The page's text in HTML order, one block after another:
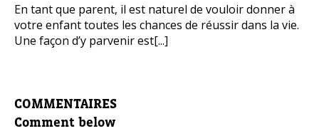
En tant que parent, il est naturel de vouloir donner à
votre enfant toutes les chances de réussir dans la vie.
Une façon d’y parvenir est[...]
COMMENTAIRES
Comment below